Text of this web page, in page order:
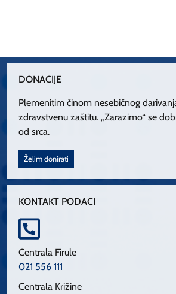
DONACIJE
Plemenitim činom nesebičnog
zdravstvenu zaštitu. „Zarazimo“ se
od srca.
Želim donirati
KONTAKT PODACI
Centrala Firule
021 556 111
Centrala Križine